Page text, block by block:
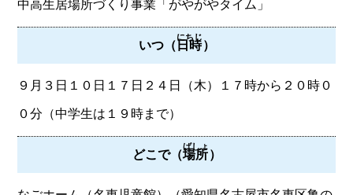
中高生居場所づくり事業「がやがやタイム」
いつ（日時
にちじ
）
９月３日１０日１７日２４日（木）１７時から２０時０
０分（中学生は１９時まで）
どこで（場所
ばしょ
）